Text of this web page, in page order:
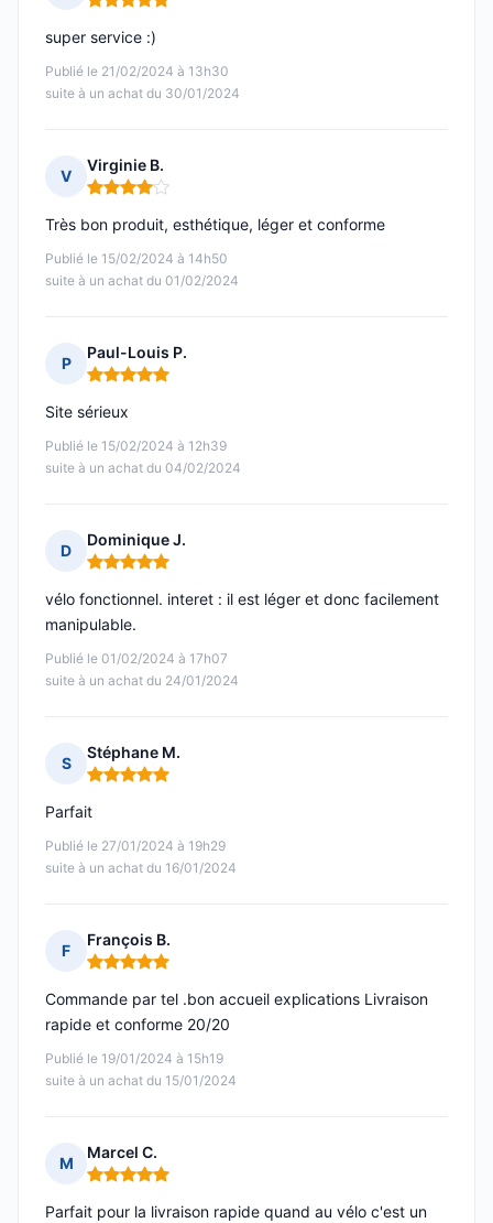
Note : 5 sur 5
Publié le 21/02/2024 à 13h30
suite à un achat du 30/01/2024
super service :)
V
Virginie B.
Note : 4 sur 5
Publié le 15/02/2024 à 14h50
suite à un achat du 01/02/2024
Très bon produit, esthétique, léger et conforme
P
Paul-Louis P.
Note : 5 sur 5
Publié le 15/02/2024 à 12h39
suite à un achat du 04/02/2024
Site sérieux
D
Dominique J.
Note : 5 sur 5
Publié le 01/02/2024 à 17h07
suite à un achat du 24/01/2024
vélo fonctionnel. interet : il est léger et donc facilement
manipulable.
S
Stéphane M.
Note : 5 sur 5
Publié le 27/01/2024 à 19h29
suite à un achat du 16/01/2024
Parfait
F
François B.
Note : 5 sur 5
Publié le 19/01/2024 à 15h19
suite à un achat du 15/01/2024
Commande par tel .bon accueil explications Livraison
rapide et conforme 20/20
M
Marcel C.
Note : 5 sur 5
Parfait pour la livraison rapide quand au vélo c'est un